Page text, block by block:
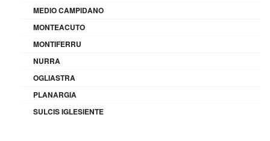
MEDIO CAMPIDANO
MONTEACUTO
MONTIFERRU
NURRA
OGLIASTRA
PLANARGIA
SULCIS IGLESIENTE